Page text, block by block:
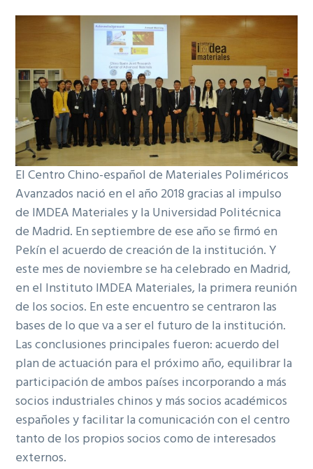
El Centro Chino-español de Materiales Poliméricos
Avanzados nació en el año 2018 gracias al impulso
de IMDEA Materiales y la Universidad Politécnica
de Madrid. En septiembre de ese año se firmó en
Pekín el acuerdo de creación de la institución. Y
este mes de noviembre se ha celebrado en Madrid,
en el Instituto IMDEA Materiales, la primera reunión
de los socios. En este encuentro se centraron las
bases de lo que va a ser el futuro de la institución.
Las conclusiones principales fueron: acuerdo del
plan de actuación para el próximo año, equilibrar la
participación de ambos países incorporando a más
socios industriales chinos y más socios académicos
españoles y facilitar la comunicación con el centro
tanto de los propios socios como de interesados
externos.